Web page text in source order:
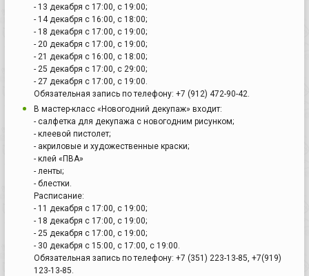
- 13 декабря с 17:00, с 19:00;
- 14 декабря с 16:00, с 18:00;
- 18 декабря с 17:00, с 19:00;
- 20 декабря с 17:00, с 19:00;
- 21 декабря с 16:00, с 18:00;
- 25 декабря с 17:00, с 29:00;
- 27 декабря с 17:00, с 19:00.
Обязательная запись по телефону: +7 (912) 472-90-42.
В мастер-класс «Новогодний декупаж» входит:
- салфетка для декупажа с новогодним рисунком;
- клеевой пистолет;
- акриловые и художественные краски;
- клей «ПВА»
- ленты;
- блестки.
Расписание:
- 11 декабря с 17:00, с 19:00;
- 18 декабря с 17:00, с 19:00;
- 25 декабря с 17:00, с 19:00;
- 30 декабря с 15:00, с 17:00, с 19:00.
Обязательная запись по телефону: +7 (351) 223-13-85, +7(919)
123-13-85.